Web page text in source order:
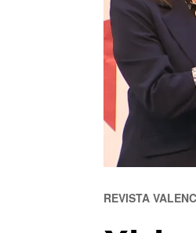
REVISTA